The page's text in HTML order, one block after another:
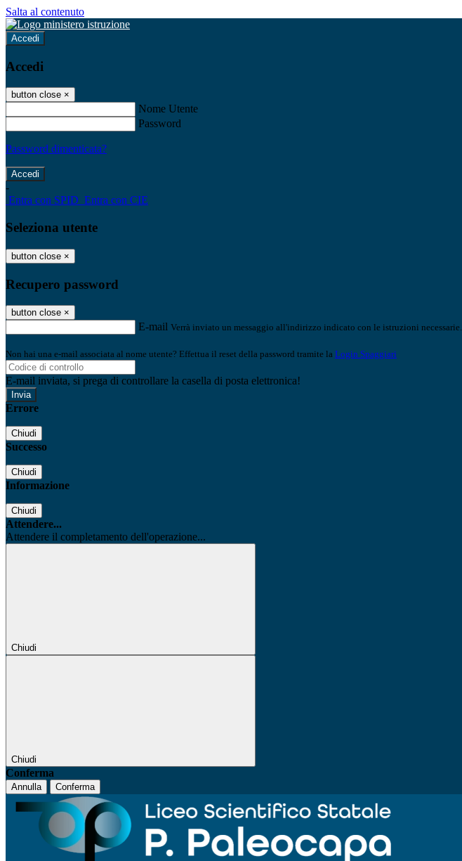
Salta al contenuto
Accedi
Accedi
button close ×
Nome Utente
Password
Password dimenticata?
-
Entra con SPID Entra con CIE
Seleziona utente
button close ×
Recupero password
button close ×
E-mail Verrà inviato un messaggio all'indirizzo indicato con le istruzioni necessarie.
Non hai una e-mail associata al nome utente? Effettua il reset della password tramite la Login Spaggiari
E-mail inviata, si prega di controllare la casella di posta elettronica!
Errore
Chiudi
Successo
Chiudi
Informazione
Chiudi
Attendere...
Attendere il completamento dell'operazione...
Chiudi
Chiudi
Conferma
Annulla Conferma